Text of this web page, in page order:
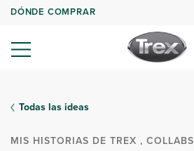
DÓNDE COMPRAR
Todas las ideas
MIS HISTORIAS DE TREX , COLLABS